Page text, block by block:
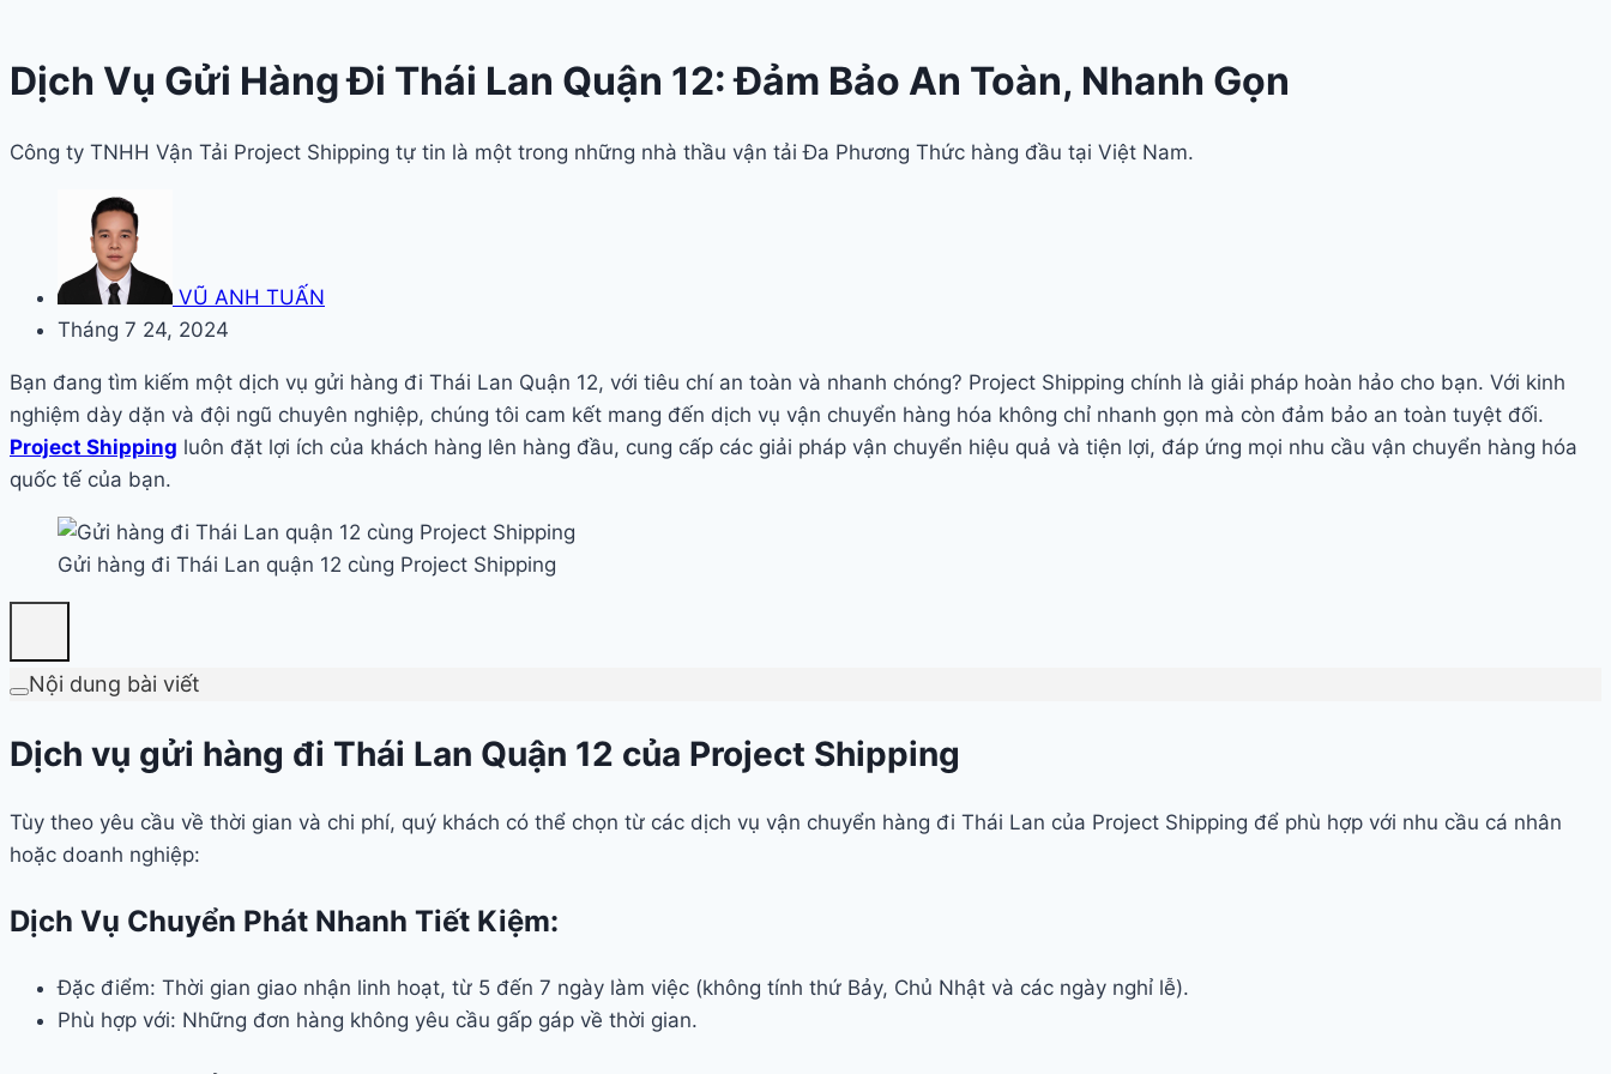
Dịch Vụ Gửi Hàng Đi Thái Lan Quận 12: Đảm Bảo An Toàn, Nhanh Gọn
Công ty TNHH Vận Tải Project Shipping tự tin là một trong những nhà thầu vận tải Đa Phương Thức hàng đầu tại Việt Nam.
VŨ ANH TUẤN
Tháng 7 24, 2024
Bạn đang tìm kiếm một dịch vụ gửi hàng đi Thái Lan Quận 12, với tiêu chí an toàn và nhanh chóng? Project Shipping chính là giải pháp hoàn hảo cho bạn. Với kinh
nghiệm dày dặn và đội ngũ chuyên nghiệp, chúng tôi cam kết mang đến dịch vụ vận chuyển hàng hóa không chỉ nhanh gọn mà còn đảm bảo an toàn tuyệt đối.
Project Shipping luôn đặt lợi ích của khách hàng lên hàng đầu, cung cấp các giải pháp vận chuyển hiệu quả và tiện lợi, đáp ứng mọi nhu cầu vận chuyển hàng hóa
quốc tế của bạn.
Gửi hàng đi Thái Lan quận 12 cùng Project Shipping
Nội dung bài viết
Dịch vụ gửi hàng đi Thái Lan Quận 12 của Project Shipping
Tùy theo yêu cầu về thời gian và chi phí, quý khách có thể chọn từ các dịch vụ vận chuyển hàng đi Thái Lan của Project Shipping để phù hợp với nhu cầu cá nhân
hoặc doanh nghiệp:
Dịch Vụ Chuyển Phát Nhanh Tiết Kiệm:
Đặc điểm: Thời gian giao nhận linh hoạt, từ 5 đến 7 ngày làm việc (không tính thứ Bảy, Chủ Nhật và các ngày nghỉ lễ).
Phù hợp với: Những đơn hàng không yêu cầu gấp gáp về thời gian.